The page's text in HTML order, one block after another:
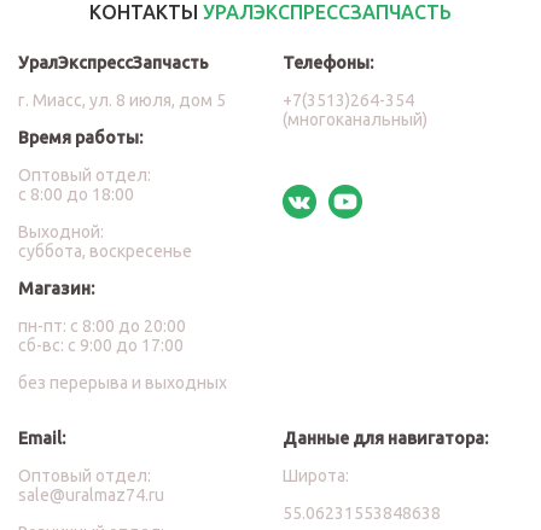
КОНТАКТЫ УРАЛЭКСПРЕССЗАПЧАСТЬ
УралЭкспрессЗапчасть
г. Миасс, ул. 8 июля, дом 5
Время работы:
Оптовый отдел:
с 8:00 до 18:00
Выходной:
суббота, воскресенье
Магазин:
пн-пт: с 8:00 до 20:00
сб-вс: с 9:00 до 17:00
без перерыва и выходных
Телефоны:
+7(3513)264-354
(многоканальный)
Email:
Оптовый отдел:
sale@uralmaz74.ru
Данные для навигатора:
Широта:
55.06231553848638